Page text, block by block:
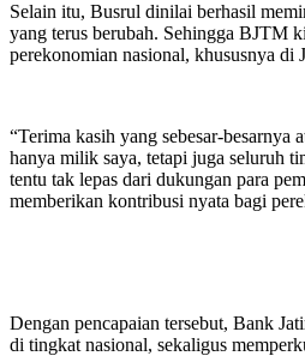
Selain itu, Busrul dinilai berhasil
yang terus berubah. Sehingga BJTM
perekonomian nasional, khususnya di
“Terima kasih yang sebesar-besarnya
hanya milik saya, tetapi juga seluruh
tentu tak lepas dari dukungan para
memberikan kontribusi nyata bagi
Dengan pencapaian tersebut, Bank
di tingkat nasional, sekaligus